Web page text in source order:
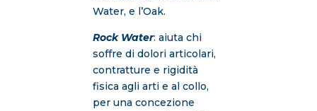
Water, e l’Oak.
Rock Water: aiuta chi
soffre di dolori articolari,
contratture e rigidità
fisica agli arti e al collo,
per una concezione